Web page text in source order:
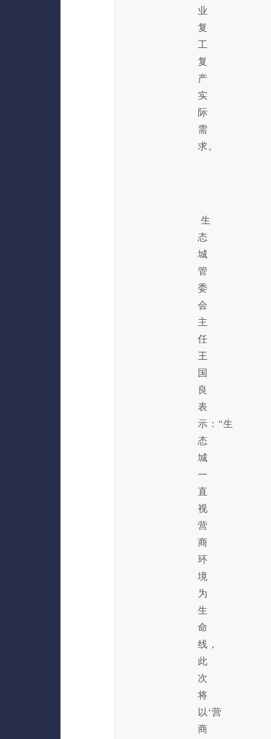
业
复
工
复
产
实
际
需
求。
生
态
城
管
委
会
主
任
王
国
良
表
示：“生
态
城
一
直
视
营
商
环
境
为
生
命
线，
此
次
将
以‘营
商